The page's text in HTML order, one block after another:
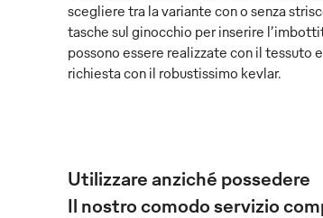
scegliere tra la variante con o senza
tasche sul ginocchio per inserire
possono essere realizzate con il
richiesta con il robustissimo kevlar.
Utilizzare anziché possedere
Il nostro comodo servizio